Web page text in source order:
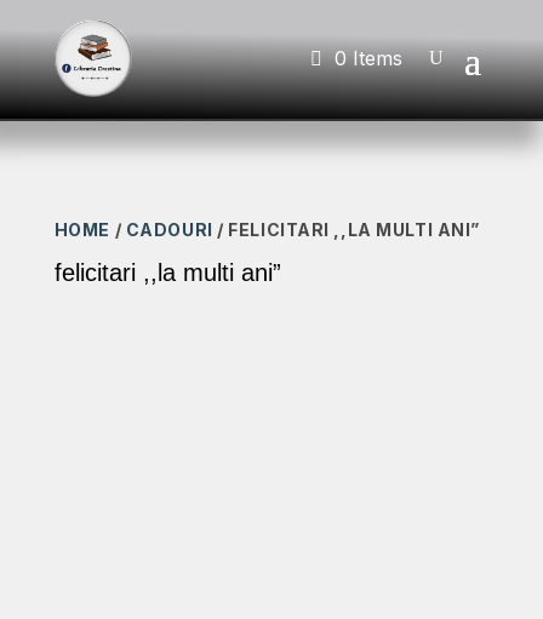
0 Items
HOME / CADOURI / FELICITARI ,,LA MULTI ANI”
felicitari ,,la multi ani”